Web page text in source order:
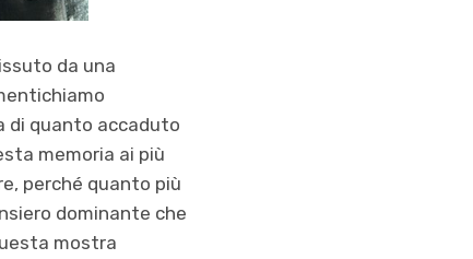
da una
di quanto accaduto
memoria ai più
perché quanto più
dominante che
mostra